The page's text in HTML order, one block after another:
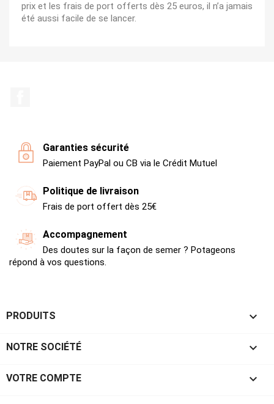
prix et les frais de port offerts dès 25 euros, il n’a jamais
été aussi facile de se lancer.
Garanties sécurité
Paiement PayPal ou CB via le Crédit Mutuel
Politique de livraison
Frais de port offert dès 25€
Accompagnement
Des doutes sur la façon de semer ? Potageons
répond à vos questions.
PRODUITS 
NOTRE SOCIÉTÉ 
VOTRE COMPTE 